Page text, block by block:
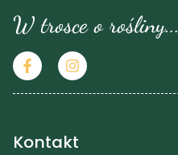
W trosce o rośliny...
Kontakt